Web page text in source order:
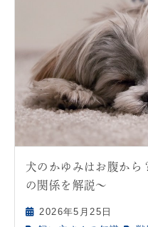
犬のかゆみはお腹から
の関係を解説～
2026年5月25日